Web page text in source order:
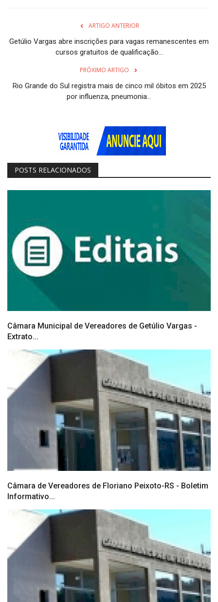
ARTIGO ANTERIOR
Getúlio Vargas abre inscrições para vagas remanescentes em
cursos gratuitos de qualificação...
PRÓXIMO ARTIGO
Rio Grande do Sul registra mais de cinco mil óbitos em 2025
por influenza, pneumonia...
POSTS RELACIONADOS
Câmara Municipal de Vereadores de Getúlio Vargas -
Extrato...
Câmara de Vereadores de Floriano Peixoto-RS - Boletim
Informativo...